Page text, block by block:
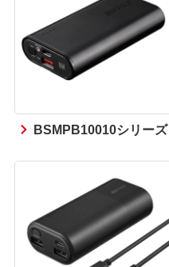
BSMPB10010シリーズ